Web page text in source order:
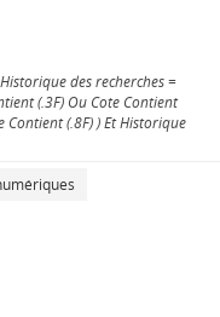
des recherches =
(.3F) Ou Cote Contient
Contient (.8F) ) Et Historique